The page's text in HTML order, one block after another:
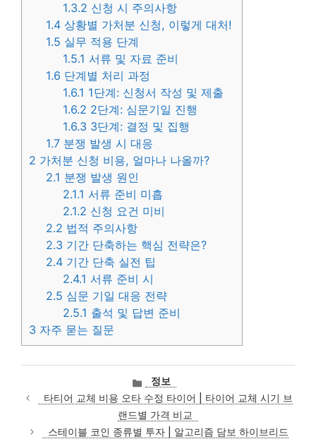
1.3.2 신청 시 주의사항
1.4 상황별 가처분 신청, 이렇게 대처!
1.5 실무 적용 단계
1.5.1 서류 및 자료 준비
1.6 단계별 처리 과정
1.6.1 1단계: 신청서 작성 및 제출
1.6.2 2단계: 심문기일 진행
1.6.3 3단계: 결정 및 집행
1.7 분쟁 발생 시 대응
2 가처분 신청 비용, 얼마나 나올까?
2.1 분쟁 발생 원인
2.1.1 서류 준비 미흡
2.1.2 신청 요건 미비
2.2 법적 주의사항
2.3 기간 단축하는 핵심 전략은?
2.4 기간 단축 실전 팁
2.4.1 서류 준비 시
2.5 심문 기일 대응 전략
2.5.1 출석 및 답변 준비
3 자주 묻는 질문
카
테
고
리
정보
타티어 교체 비용 오타 수정 타이어 | 타이어 교체 시기 브
랜드별 가격 비교
스테이블 코인 종류별 투자 | 알고리즘 담보 하이브리드